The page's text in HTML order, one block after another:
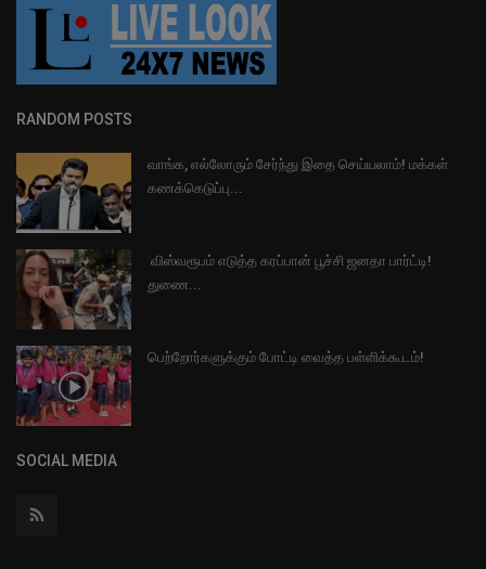
RANDOM POSTS
வாங்க, எல்லோரும் சேர்ந்து இதை செய்யலாம்! மக்கள்
கணக்கெடுப்பு...
விஸ்வரூபம் எடுத்த கரப்பான் பூச்சி ஜனதா பார்ட்டி!
துணை...
பெற்றோர்களுக்கும் போட்டி வைத்த பள்ளிக்கூடம்!
SOCIAL MEDIA